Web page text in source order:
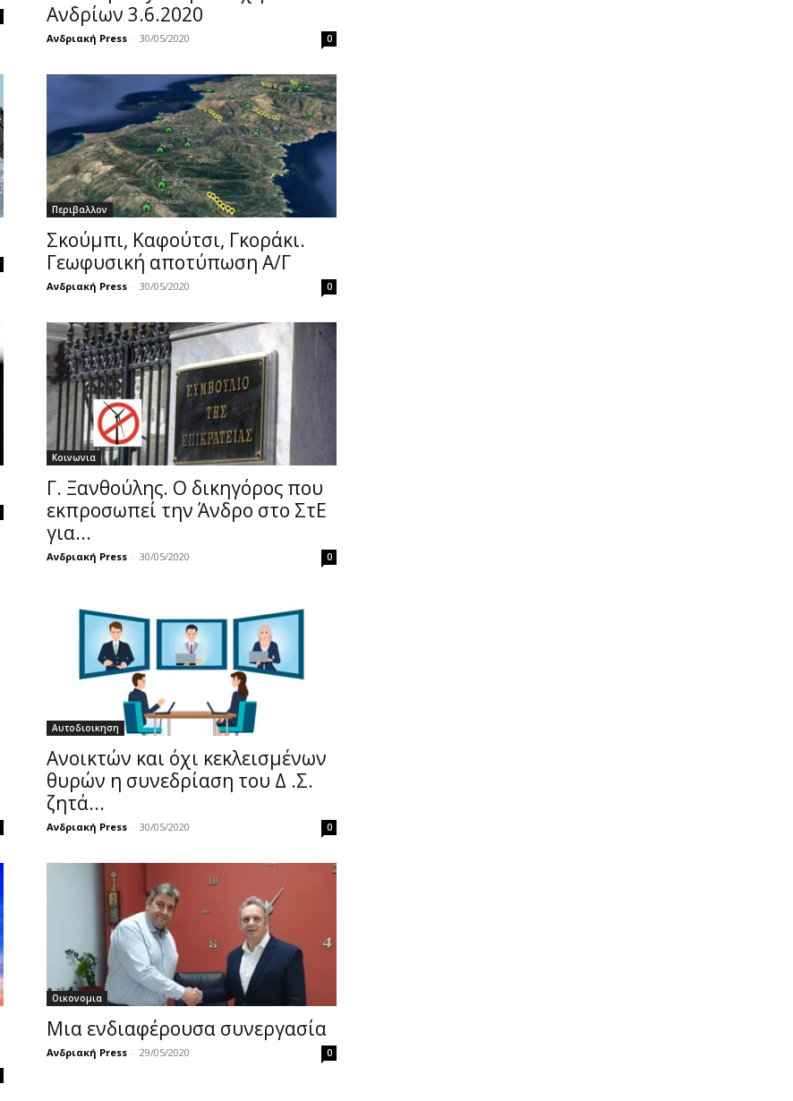
Ανδρίων 3.6.2020
Ανδριακή Press - 30/05/2020 0
Περιβαλλον
Σκούμπι, Καφούτσι, Γκοράκι.
Γεωφυσική αποτύπωση Α/Γ
Ανδριακή Press - 30/05/2020 0
Κοινωνια
Γ. Ξανθούλης. Ο δικηγόρος που
εκπροσωπεί την Άνδρο στο ΣτΕ
για...
Ανδριακή Press - 30/05/2020 0
Αυτοδιοικηση
Ανοικτών και όχι κεκλεισμένων
θυρών η συνεδρίαση του Δ .Σ.
ζητά...
Ανδριακή Press - 30/05/2020 0
Οικονομια
Μια ενδιαφέρουσα συνεργασία
Ανδριακή Press - 29/05/2020 0